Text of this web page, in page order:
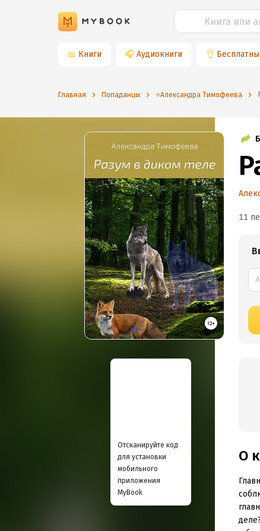
📖 Книги 🎧 Аудиокниги 👌
Главная Попаданцы ⭐️Александра Тимофеева
Отсканируйте код
для установки
мобильного
приложения
MyBook
11
О